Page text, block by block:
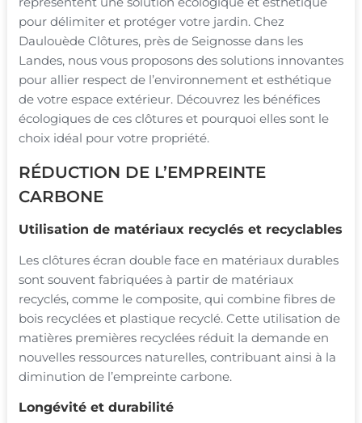
pour délimiter et protéger votre jardin. Chez
Daulouède Clôtures, près de Seignosse dans les
Landes, nous vous proposons des solutions innovantes
pour allier respect de l’environnement et esthétique
de votre espace extérieur. Découvrez les bénéfices
écologiques de ces clôtures et pourquoi elles sont le
choix idéal pour votre propriété.
RÉDUCTION DE L’EMPREINTE
CARBONE
Utilisation de matériaux recyclés et recyclables
Les clôtures écran double face en matériaux durables
sont souvent fabriquées à partir de matériaux
recyclés, comme le composite, qui combine fibres de
bois recyclées et plastique recyclé. Cette utilisation de
matières premières recyclées réduit la demande en
nouvelles ressources naturelles, contribuant ainsi à la
diminution de l’empreinte carbone.
Longévité et durabilité